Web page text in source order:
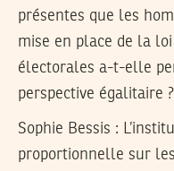
présentes que les
mise en place de la
électorales a-t-elle
perspective égalitaire ?
Sophie Bessis :
proportionnelle sur